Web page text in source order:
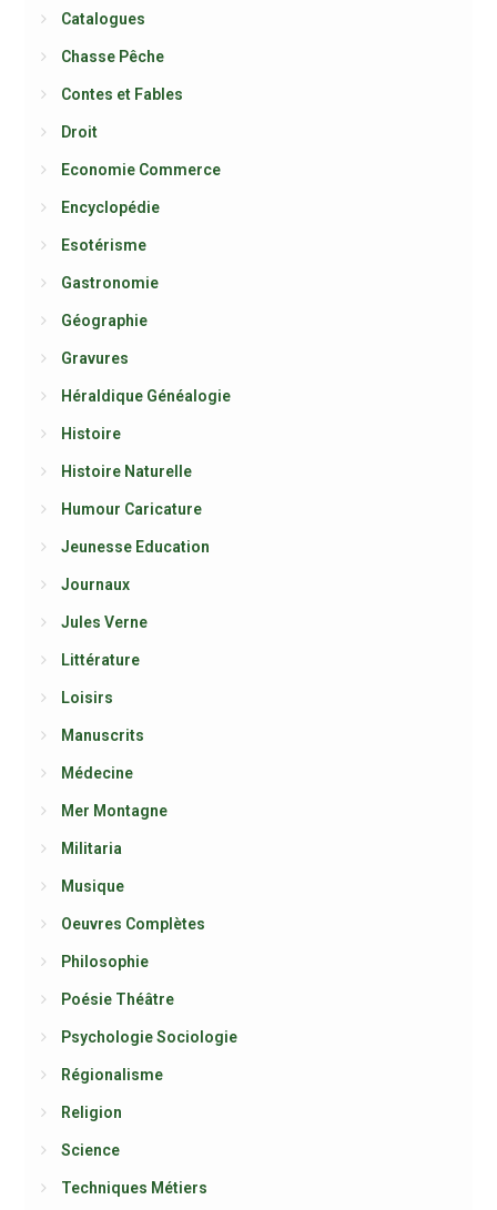
Catalogues
Chasse Pêche
Contes et Fables
Droit
Economie Commerce
Encyclopédie
Esotérisme
Gastronomie
Géographie
Gravures
Héraldique Généalogie
Histoire
Histoire Naturelle
Humour Caricature
Jeunesse Education
Journaux
Jules Verne
Littérature
Loisirs
Manuscrits
Médecine
Mer Montagne
Militaria
Musique
Oeuvres Complètes
Philosophie
Poésie Théâtre
Psychologie Sociologie
Régionalisme
Religion
Science
Techniques Métiers